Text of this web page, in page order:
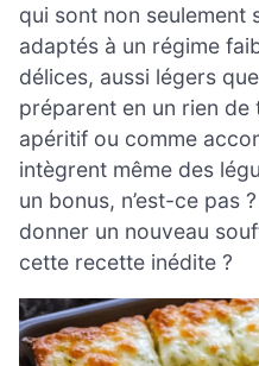
qui sont non seulement
adaptés à un régime
délices, aussi légers
préparent en un rien
apéritif ou comme
intègrent même des
un bonus, n’est-ce pas
donner un nouveau
cette recette inédite ?